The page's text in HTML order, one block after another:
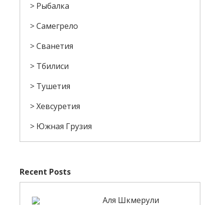
Рыбалка
Самегрело
Сванетия
Тбилиси
Тушетия
Хевсуретия
Южная Грузия
Recent Posts
Аля Шкмерули